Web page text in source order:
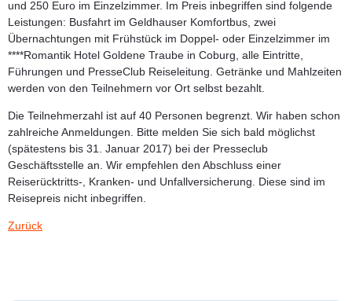
und 250 Euro im Einzelzimmer. Im Preis inbegriffen sind folgende
Leistungen: Busfahrt im Geldhauser Komfortbus, zwei
Übernachtungen mit Frühstück im Doppel- oder Einzelzimmer im
****Romantik Hotel Goldene Traube in Coburg, alle Eintritte,
Führungen und PresseClub Reiseleitung. Getränke und Mahlzeiten
werden von den Teilnehmern vor Ort selbst bezahlt.
Die Teilnehmerzahl ist auf 40 Personen begrenzt. Wir haben schon
zahlreiche Anmeldungen. Bitte melden Sie sich bald möglichst
(spätestens bis 31. Januar 2017) bei der Presseclub
Geschäftsstelle an. Wir empfehlen den Abschluss einer
Reiserücktritts-, Kranken- und Unfallversicherung. Diese sind im
Reisepreis nicht inbegriffen.
Zurück